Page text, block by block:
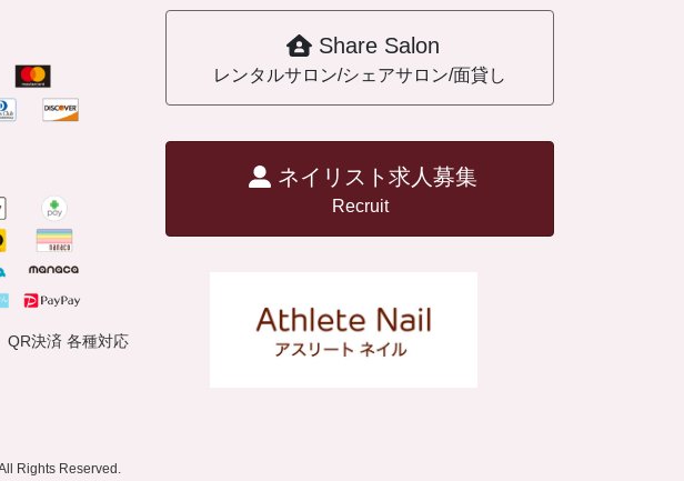
QR決済 各種対応
Share Salon
レンタルサロン/シェアサロン/面貸し
ネイリスト求人募集
Recruit
Rights Reserved.